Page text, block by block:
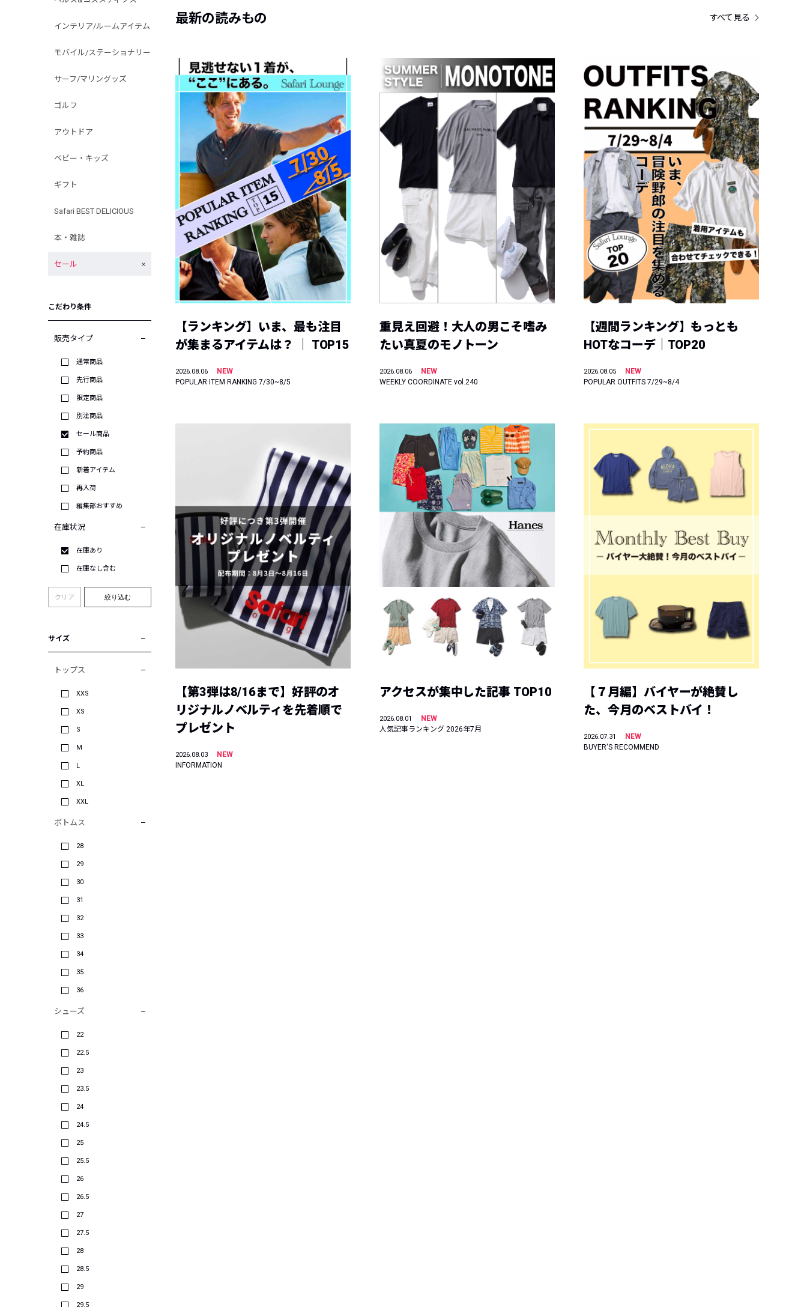
インテリア/ルームアイテム
モバイル/ステーショナリー
サーフ/マリングッズ
ゴルフ
アウトドア
ベビー・キッズ
ギフト
Safari BEST DELICIOUS
本・雑誌
セール
こだわり条件
販売タイプ
通常商品
先行商品
限定商品
別注商品
セール商品
予約商品
新着アイテム
再入荷
編集部おすすめ
在庫状況
在庫あり
在庫なし含む
クリア 絞り込む
サイズ
トップス
XXS
XS
S
M
L
XL
XXL
ボトムス
28
29
30
31
32
33
34
35
36
シューズ
22
22.5
23
23.5
24
24.5
25
25.5
26
26.5
27
27.5
28
28.5
29
29.5
最新の読みもの すべて見る
【ランキング】いま、最も注目
が集まるアイテムは？ ｜ TOP15
2026.08.06
NEW
POPULAR ITEM RANKING 7/30~8/5
重見え回避！大人の男こそ嗜み
たい真夏のモノトーン
2026.08.06
NEW
WEEKLY COORDINATE vol.240
【週間ランキング】もっとも
HOTなコーデ｜TOP20
2026.08.05
NEW
POPULAR OUTFITS 7/29~8/4
【第3弾は8/16まで】好評のオ
リジナルノベルティを先着順で
プレゼント
2026.08.03
NEW
INFORMATION
アクセスが集中した記事 TOP10
2026.08.01
NEW
人気記事ランキング 2026年7月
【７月編】バイヤーが絶賛し
た、今月のベストバイ！
2026.07.31
NEW
BUYER'S RECOMMEND